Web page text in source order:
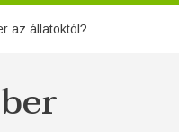
az állatoktól?